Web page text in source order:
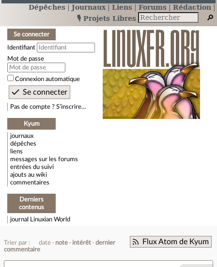
Dépêches Journaux Liens Forums
Rédaction
🎙️ Projets Libres
Se connecter
Identifiant
Mot de passe
Connexion automatique
Pas de compte ? S’inscrire…
Kyum
journaux
dépêches
liens
messages sur les forums
entrées du suivi
ajouts au wiki
commentaires
Derniers
contenus
journal Linuxian World
Flux Atom de Kyum
Trier par : date note intérêt
dernier
commentaire